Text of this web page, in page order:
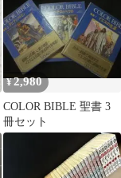
¥2,980
COLOR BIBLE 聖書 3
冊セット